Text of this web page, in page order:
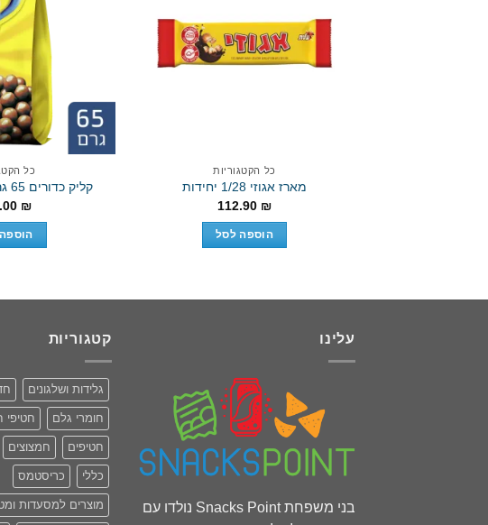
כל הקטגוריות
מארז אגוזי 1/28 יחידות
112.90 ₪
הוספה לסל
כל
קליק כדורים 65 גרם, 1/16 יחידות
₪
עלינו
בני משפחת Snacks Point נולדו עם
קטגוריות
גלידות ושלגונים
חומרי גלם חטיפי
חטיפים חמצוצים
כללי כריסטמס
מוצרים למסעדות